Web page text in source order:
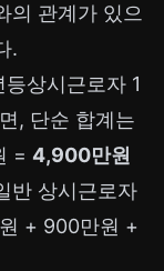
의 관계가 있으
.
상시근로자 1
, 단순 합계는
= 4,900만원
반 상시근로자
+ 900만원 +